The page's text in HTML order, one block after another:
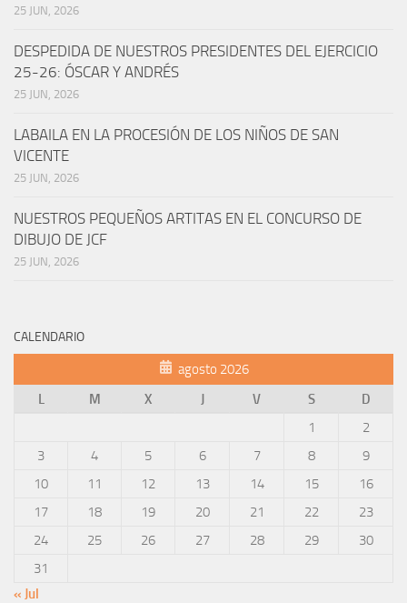
25 JUN, 2026
DESPEDIDA DE NUESTROS PRESIDENTES DEL EJERCICIO
25-26: ÓSCAR Y ANDRÉS
25 JUN, 2026
LABAILA EN LA PROCESIÓN DE LOS NIÑOS DE SAN
VICENTE
25 JUN, 2026
NUESTROS PEQUEÑOS ARTITAS EN EL CONCURSO DE
DIBUJO DE JCF
25 JUN, 2026
CALENDARIO
agosto 2026
L
M X J V S
D
1
2
3
4 5 6 7 8
9
10
11 12 13 14 15
16
17
18 19 20 21 22
23
24
25 26 27 28 29
30
31
« Jul